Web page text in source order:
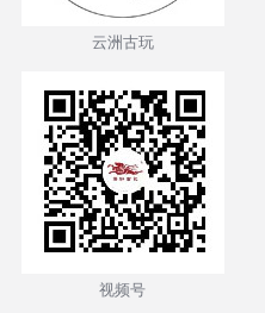
云洲古玩
视频号